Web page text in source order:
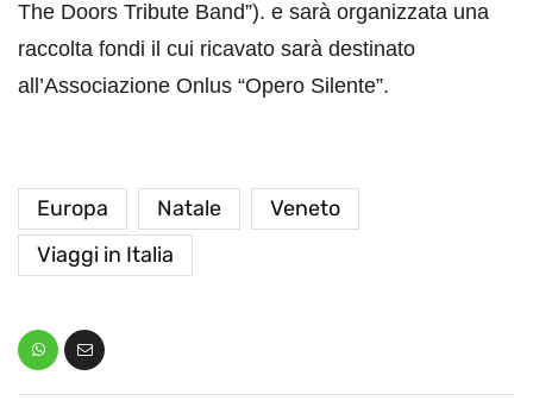
The Doors Tribute Band”). e sarà organizzata una
raccolta fondi il cui ricavato sarà destinato
all’Associazione Onlus “Opero Silente”.
Europa Natale
Veneto
Viaggi in Italia